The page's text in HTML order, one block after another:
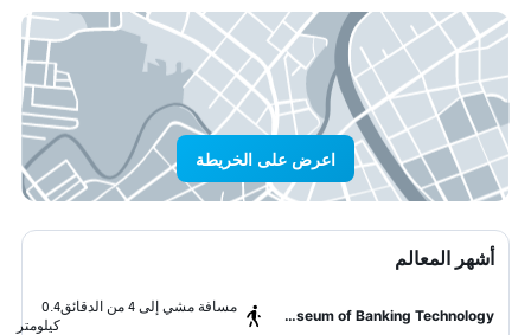
اعرض على الخريطة
أشهر المعالم
Museum of Banking Technology
مسافة مشي إلى 4 من الدقائق
0.4
كيلومتر